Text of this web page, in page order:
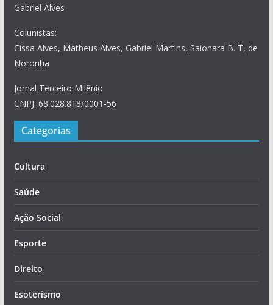
Gabriel Alves
Colunistas:
Cissa Alves, Matheus Alves, Gabriel Martins, Saionara B. T, de
Noronha
Jornal Terceiro Milênio
CNPJ: 68.028.818/0001-56
Categorias
Cultura
Saúde
Ação Social
Esporte
Direito
Esoterismo